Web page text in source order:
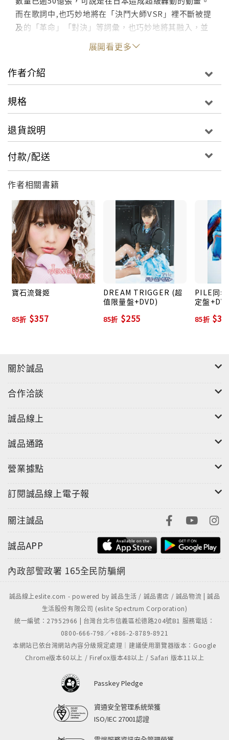
而在歌詞中,也巧妙地將在「決鬥大師VSR」裡不斷被提
及的「革命」「對決」等詞彙，也巧妙地將其融入，並
透過Pile柔韌的歌聲一方面清晰的描繪出那令人熱血沸
騰的戰鬥世界，一方面Pile也藉由這首積極正面的歌
曲，堅定勇敢踏出未來前進的每一步。
展開看更多
作者介紹
規格
退貨說明
付款/配送
作者相關書籍
寶石流聲姬
85折 $357
DREAM TRIGGER (超
值限量盤+DVD)
85折 $255
PILE同
定盤
85折
關於誠品
合作洽談
誠品線上
誠品通路
營業據點
訂閱誠品線上電子報
關注誠品
誠品APP
內政部警政署 165全民防騙網
誠品線上eslite.com - powered by 誠品生活 / 誠品書店 / 誠品物流 | 誠品
生活股份有限公司 (eslite Spectrum Corporation)
統一編號：27952966 | 台灣台北市信義區松德路204號B1 服務電話：
0800-666-798／+886-2-8789-8921
本網站已依台灣網站內容分級規定處理｜建議使用瀏覽器版本：Google
Chrome版本60以上 / Firefox版本48以上 / Safari 版本11以上
Passkey Pledge
資通安全管理系統榮獲
ISO/IEC 27001認證